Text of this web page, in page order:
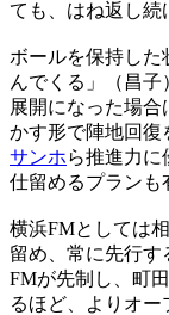
ても、はね返し続
ボールを保持した
んでくる」（昌
展開になった場
かす形で陣地回復
サンホら推進力に
仕留めるプランも
横浜FMとしては
留め、常に先行
FMが先制し、町
るほど、よりオ